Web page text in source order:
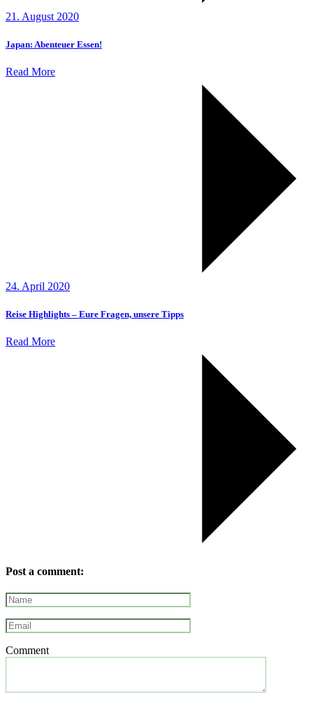
21. August 2020
Japan: Abenteuer Essen!
Read More
24. April 2020
Reise Highlights – Eure Fragen, unsere Tipps
Read More
Post a comment:
Comment